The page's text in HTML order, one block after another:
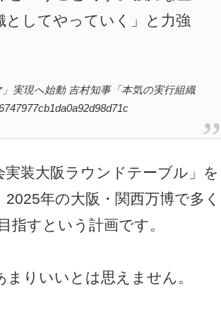
としてやっていく」と力強
実現へ始動 吉村知事「本気の実行組織
装大阪ラウンドテーブル」を
年の大阪・関西万博で多く
指すという計画です。
りいいとは思えません。